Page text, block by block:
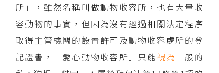
所」，雖然名稱叫做動物收容所，也有大量收
容動物的事實，但因為沒有經過相關法定程序
取得主管機關的設置許可及動物收容處所的登
記證書，「愛心動物收容所」只能 視為一般的